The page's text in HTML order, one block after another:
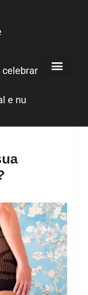
celebrar
e nu